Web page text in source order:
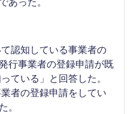
認知している事業者の
行事業者の登録申請が既
ている」と回答した。
者の登録申請をしてい
。